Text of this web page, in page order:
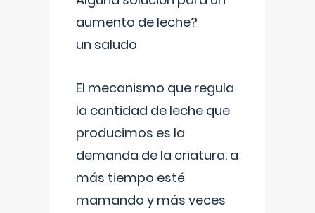
aumento de leche?
un saludo
El mecanismo que regula
la cantidad de leche que
producimos es la
demanda de la criatura: a
más tiempo esté
mamando y más veces